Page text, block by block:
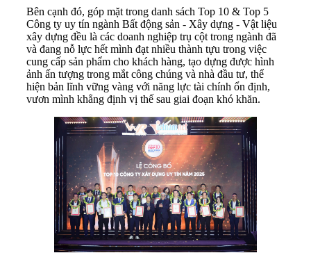
Bên cạnh đó, góp mặt trong danh sách Top 10 & Top 5
Công ty uy tín ngành Bất động sản - Xây dựng - Vật liệu
xây dựng đều là các doanh nghiệp trụ cột trong ngành đã
và đang nỗ lực hết mình đạt nhiều thành tựu trong việc
cung cấp sản phẩm cho khách hàng, tạo dựng được hình
ảnh ấn tượng trong mắt công chúng và nhà đầu tư, thể
hiện bản lĩnh vững vàng với năng lực tài chính ổn định,
vươn mình khẳng định vị thế sau giai đoạn khó khăn.